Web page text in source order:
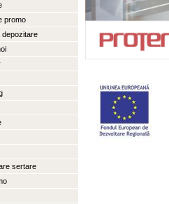
promo
depozitare
sertare